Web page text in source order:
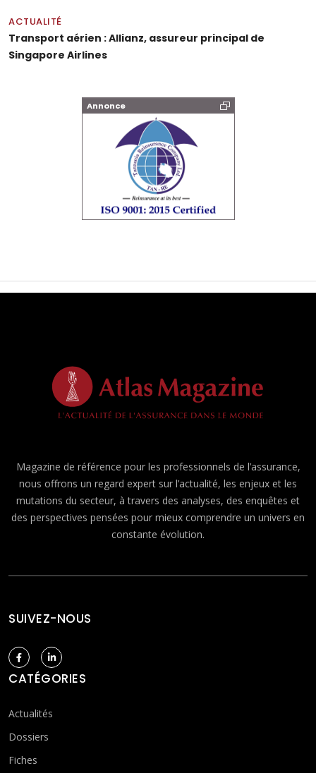
ACTUALITÉ
Transport aérien : Allianz, assureur principal de
Singapore Airlines
Annonce
Magazine de référence pour les professionnels de l’assurance,
nous offrons un regard expert sur l’actualité, les enjeux et les
mutations du secteur, à travers des analyses, des enquêtes et
des perspectives pensées pour mieux comprendre un univers en
constante évolution.
SUIVEZ-NOUS
CATÉGORIES
Actualités
Dossiers
Fiches